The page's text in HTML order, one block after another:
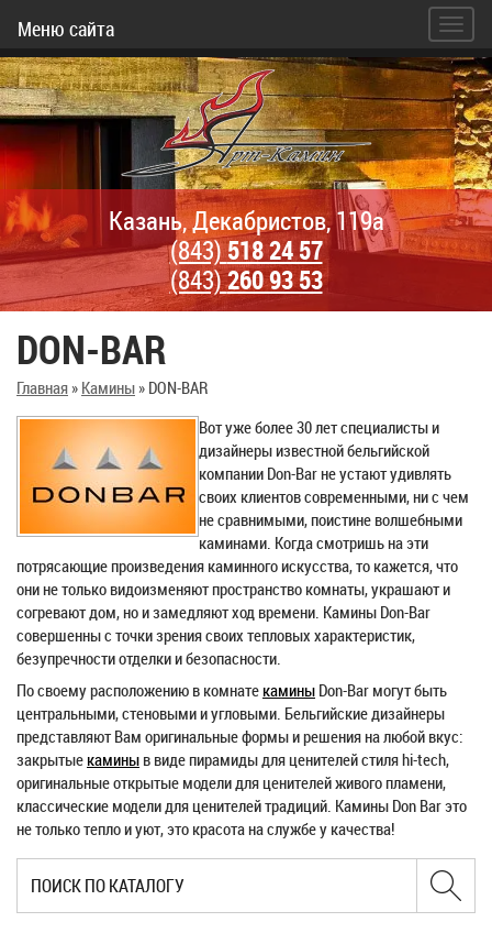
Меню сайта
Казань, Декабристов, 119а
(843)518 24 57
(843)260 93 53
DON-BAR
Главная» Камины» DON-BAR
Вот уже более 30 лет специалисты и
дизайнеры известной бельгийской
компании Don-Bar не устают удивлять
своих клиентов современными, ни с чем
не сравнимыми, поистине волшебными
каминами. Когда смотришь на эти
потрясающие произведения каминного искусства, то кажется, что
они не только видоизменяют пространство комнаты, украшают и
согревают дом, но и замедляют ход времени. Камины Don-Bar
совершенны с точки зрения своих тепловых характеристик,
безупречности отделки и безопасности.
По своему расположению в комнате камины Don-Bar могут быть
центральными, стеновыми и угловыми. Бельгийские дизайнеры
представляют Вам оригинальные формы и решения на любой вкус:
закрытые камины в виде пирамиды для ценителей стиля hi-tech,
оригинальные открытые модели для ценителей живого пламени,
классические модели для ценителей традиций. Камины Don Bar это
не только тепло и уют, это красота на службе у качества!